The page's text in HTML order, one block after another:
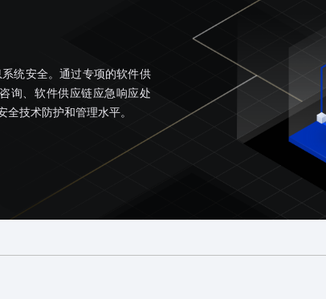
统安全。通过专项的软件供
询、软件供应链应急响应处
技术防护和管理水平。